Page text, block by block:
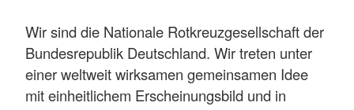
Wir sind die Nationale Rotkreuzgesellschaft der
Bundesrepublik Deutschland. Wir treten unter
einer weltweit wirksamen gemeinsamen Idee
mit einheitlichem Erscheinungsbild und in